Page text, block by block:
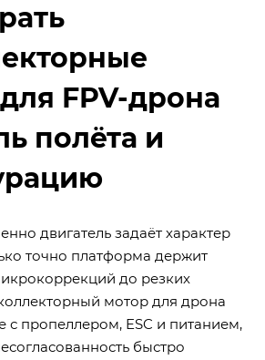
FPV-дрона
полёта и
двигатель задаёт характер
точно платформа держит
до резких
мотор для дрона
с пропеллером, ESC и питанием,
быстро